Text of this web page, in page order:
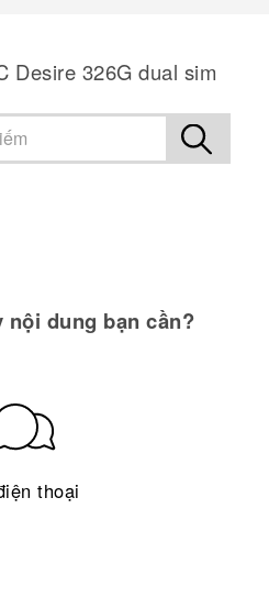
Desire 326G dual sim
nội dung bạn cần?
thoại